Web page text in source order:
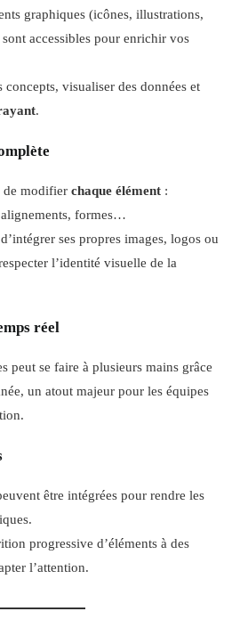
graphiques (icônes, illustrations,
accessibles pour enrichir vos
visualiser des données et
.
de modifierchaque élément :
formes…
ses propres images, logos ou
l’identité visuelle de la
réel
peut se faire à plusieurs mains grâce
un atout majeur pour les équipes
être intégrées pour rendre les
progressive d’éléments à des
l’attention.